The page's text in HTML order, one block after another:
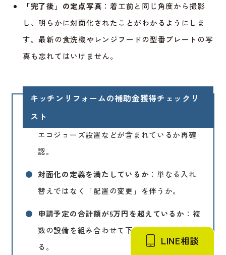
LINE相談
「完了後」の定点写真 ：着工前と同じ角度から撮影
し、明らかに対面化されたことがわかるようにしま
す。最新の食洗機やレンジフードの型番プレートの写
真も忘れてはいけません。
キッチンリフォームの補助金獲得チェックリ
スト
● 必須工事を1つ以上含んでいるか
エコジョーズ設置などが含まれているか再確
認。
● 対面化の定義を満たしているか ：単なる入れ
替えではなく「配置の変更」を伴うか。
● 申請予定の合計額が5万円を超えているか ：複
数の設備を組み合わせて下限額をクリアす
る。